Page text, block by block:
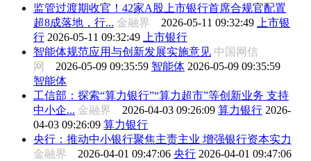
监管过渡期收官！42家A股上市银行首席合规官配置
超8成落地，行... 金融界 2026-05-11 09:32:49
上市银
行 2026-05-11 09:32:49
上市银行
智能体规范应用与创新发展实施意见 中国网信
网 2026-05-09 09:35:59 智能体 2026-05-09 09:35:59
智能体
工信部：探索“算力银行”“算力超市”等创新业务 支持
中小企... 金融界 2026-04-03 09:26:09 算力银行 2026-
04-03 09:26:09 算力银行
央行：推动中小银行聚焦主责主业 增强银行资本实力
金融界 2026-04-01 09:47:06 央行 2026-04-01 09:47:06